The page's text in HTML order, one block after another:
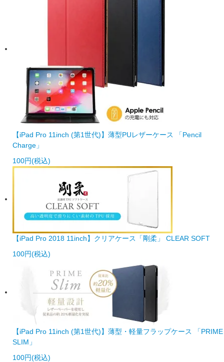
【iPad Pro 11inch (第1世代)】薄型PUレザーケース 「Pencil
Charge」
100円(税込)
【iPad Pro 2018 11inch】クリアケース「剛柔」 CLEAR SOFT
100円(税込)
【iPad Pro 11inch (第1世代)】薄型・軽量フラップケース 「PRIME
SLIM」
100円(税込)